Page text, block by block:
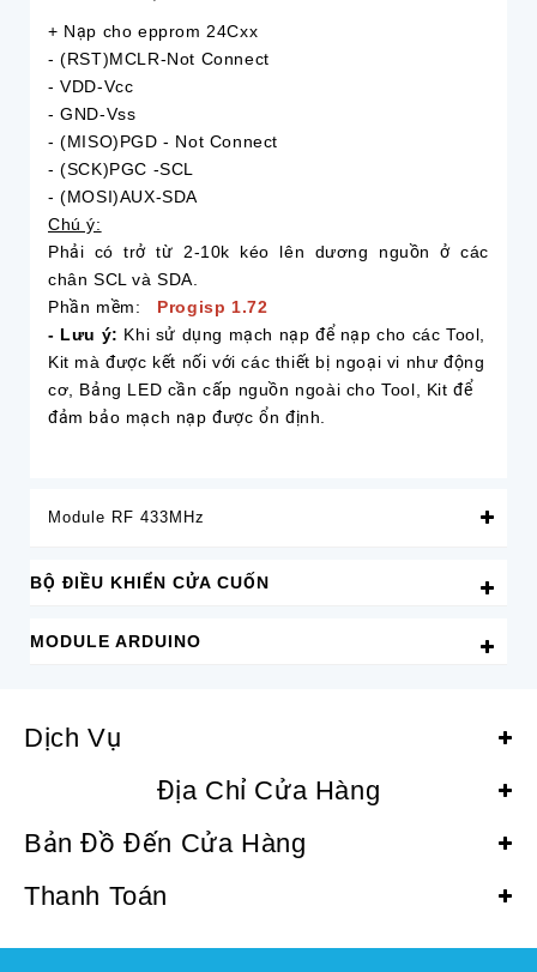
+ Nạp cho epprom 24Cxx
- (RST)MCLR-Not Connect
- VDD-Vcc
- GND-Vss
- (MISO)PGD - Not Connect
- (SCK)PGC -SCL
- (MOSI)AUX-SDA
Chú ý:
Phải có trở từ 2-10k kéo lên dương nguồn ở các
chân SCL và SDA.
Phần mềm:
Progisp 1.72
- Lưu ý: Khi sử dụng mạch nạp để nạp cho các Tool,
Kit mà được kết nối với các thiết bị ngoại vi như động
cơ, Bảng LED cần cấp nguồn ngoài cho Tool, Kit để
đảm bảo mạch nạp được ổn định.
Module RF 433MHz
BỘ ĐIỀU KHIỂN CỬA CUỐN
MODULE ARDUINO
Dịch Vụ
Địa Chỉ Cửa Hàng
Bản Đồ Đến Cửa Hàng
Thanh Toán